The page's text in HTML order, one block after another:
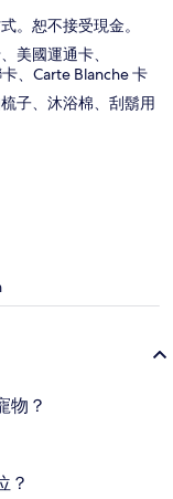
。恕不接受現金。
美國運通卡、
、Carte Blanche 卡
子、沐浴棉、刮鬍用
物？
？